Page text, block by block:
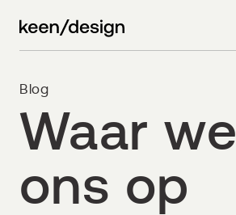
Blog
Waar we
ons op